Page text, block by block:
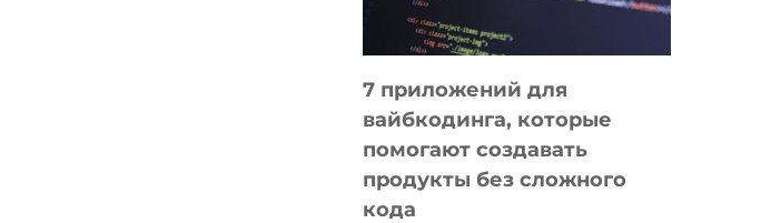
7 приложений для
вайбкодинга, которые
помогают создавать
продукты без сложного
кода